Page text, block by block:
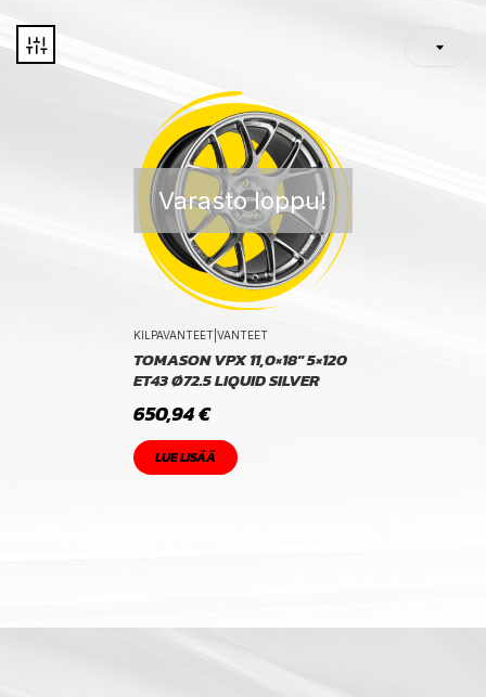
Varasto loppu!
KILPAVANTEET|VANTEET
TOMASON VPX 11,0×18″ 5×120
ET43 Ø72.5 LIQUID SILVER
650,94€
LUE LISÄÄ